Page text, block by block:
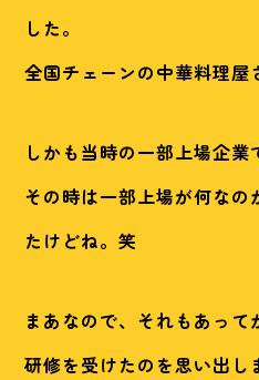
した。
全国チェーンの中華料理屋
しかも当時の一部上場企業
その時は一部上場が何なの
たけどね。笑
まあなので、それもあっ
研修を受けたのを思い出し